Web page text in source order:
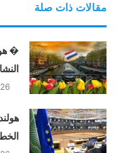
مقالات ذات صلة
�